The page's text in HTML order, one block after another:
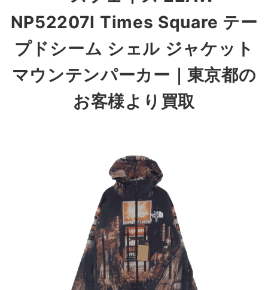
NP52207I Times Square テー
プドシーム シェル ジャケット
マウンテンパーカー ｜東京都の
お客様より買取